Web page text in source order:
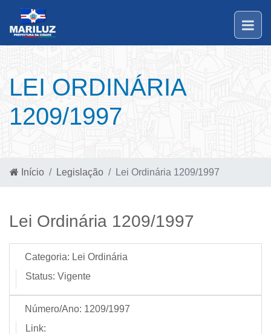
LEI ORDINÁRIA
1209/1997
Início Legislação Lei Ordinária 1209/1997
Lei Ordinária 1209/1997
Categoria: Lei Ordinária
Status: Vigente
Número/Ano: 1209/1997
Link: